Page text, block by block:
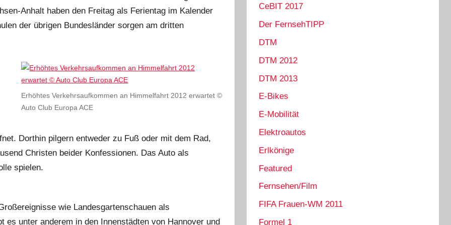
Anhalt haben den Freitag als Ferientag im Kalender
der übrigen Bundesländer sorgen am dritten
Erhöhtes Verkehrsaufkommen an Himmelfahrt 2012 erwartet ©
Auto Club Europa ACE
Dorthin pilgern entweder zu Fuß oder mit dem Rad,
Christen beider Konfessionen. Das Auto als
spielen.
wie Landesgartenschauen als
es unter anderem in den Innenstädten von Hannover und
CeBIT 2017
Der FernsehTIPP
DTM
DTM 2012
DTM 2013
E-Bikes
E-Mobilität
Elektroautos
Erlkönige
Featured
Fernsehen/Film
FIFA Frauen-WM 2011
Formel 1